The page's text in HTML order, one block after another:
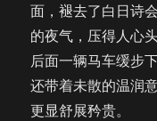
面，褪去了白日诗
的夜气，压得人心
后面一辆马车缓步
还带着未散的温润
更显舒展矜贵。